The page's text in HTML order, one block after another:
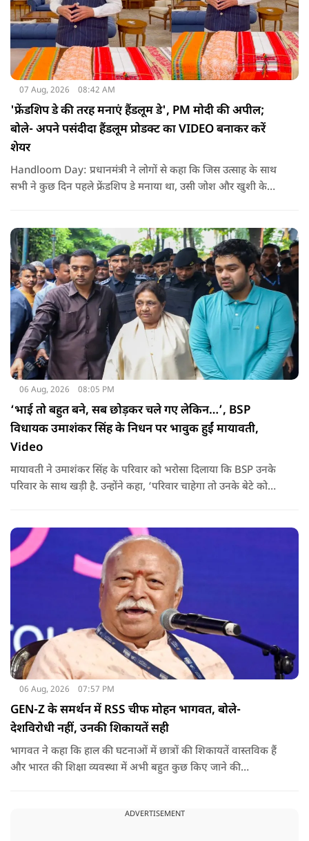
07 Aug, 2026 08:42 AM
'फ्रेंडशिप डे की तरह मनाएं हैंडलूम डे', PM मोदी की अपील;
बोले- अपने पसंदीदा हैंडलूम प्रोडक्ट का VIDEO बनाकर करें
शेयर
Handloom Day: प्रधानमंत्री ने लोगों से कहा कि जिस उत्साह के साथ
सभी ने कुछ दिन पहले फ्रेंडशिप डे मनाया था, उसी जोश और खुशी के
06 Aug, 2026 08:05 PM
‘भाई तो बहुत बने, सब छोड़कर चले गए लेकिन…’, BSP
विधायक उमाशंकर सिंह के निधन पर भावुक हुईं मायावती,
Video
मायावती ने उमाशंकर सिंह के परिवार को भरोसा दिलाया कि BSP उनके
परिवार के साथ खड़ी है. उन्होंने कहा, ‘परिवार चाहेगा तो उनके बेटे को
06 Aug, 2026 07:57 PM
GEN-Z के समर्थन में RSS चीफ मोहन भागवत, बोले-
देशविरोधी नहीं, उनकी शिकायतें सही
भागवत ने कहा कि हाल की घटनाओं में छात्रों की शिकायतें वास्तविक हैं
और भारत की शिक्षा व्यवस्था में अभी बहुत कुछ किए जाने की
ADVERTISEMENT